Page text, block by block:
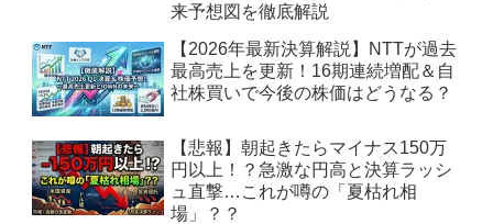
来予想図を徹底解説
【2026年最新決算解説】NTTが過去
最高売上を更新！16期連続増配＆自
社株買いで今後の株価はどうなる？
【悲報】朝起きたらマイナス150万
円以上！？急激な円高と決算ラッシ
ュ直撃…これが噂の「夏枯れ相
場」？？